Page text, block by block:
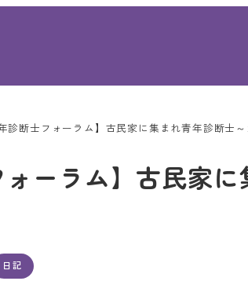
年診断士フォーラム】古民家に集まれ青年診断士
ォーラム】古民家
日記